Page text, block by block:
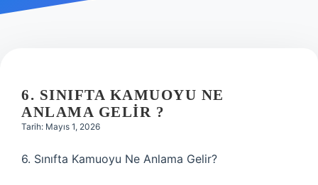
Hakkımızda
6. SINIFTA KAMUOYU NE
ANLAMA GELIR ?
Tarih: Mayıs 1, 2026
6. Sınıfta Kamuoyu Ne Anlama Gelir?